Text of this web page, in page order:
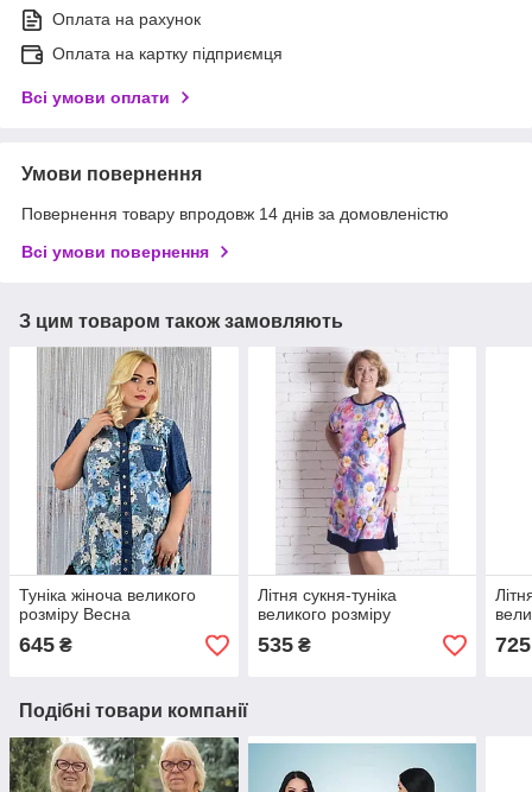
Оплата на рахунок
Оплата на картку підприємця
Всі умови оплати
Умови повернення
Повернення товару впродовж 14 днів за домовленістю
Всі умови повернення
З цим товаром також замовляють
Туніка жіноча великого
розміру Весна
645 ₴
Літня сукня-туніка
великого розміру
535₴ 725
Подібні товари компанії